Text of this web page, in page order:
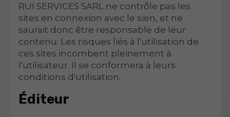
RUI SERVICES SARL ne contrôle pas les
sites en connexion avec le sien, et ne
saurait donc être responsable de leur
contenu. Les risques liés à l'utilisation de
ces sites incombent pleinement à
l'utilisateur. Il se conformera à leurs
conditions d'utilisation.
Éditeur